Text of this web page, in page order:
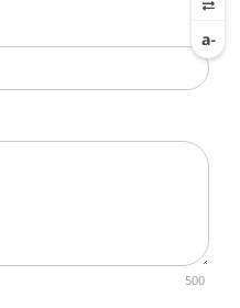
500